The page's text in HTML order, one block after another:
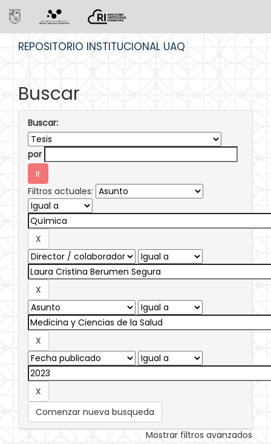
REPOSITORIO INSTITUCIONAL UAQ
Buscar
Buscar:
por
Filtros actuales:
Comenzar nueva busqueda
Mostrar filtros avanzados